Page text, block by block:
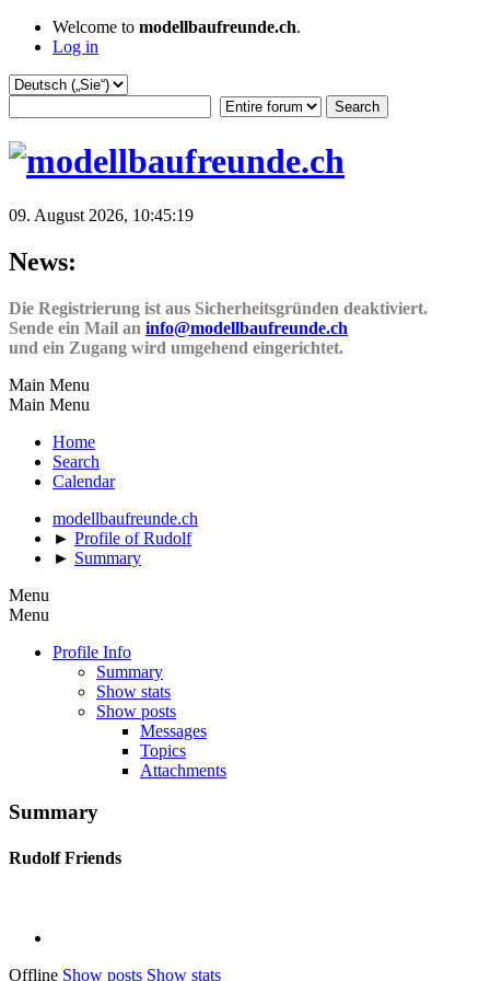
Welcome to modellbaufreunde.ch.
Log in
09. August 2026, 10:45:19
News:
Die Registrierung ist aus Sicherheitsgründen deaktiviert.
Sende ein Mail an info@modellbaufreunde.ch
und ein Zugang wird umgehend eingerichtet.
Main Menu
Main Menu
Home
Search
Calendar
modellbaufreunde.ch
► Profile of Rudolf
► Summary
Menu
Menu
Profile Info
Summary
Show stats
Show posts
Messages
Topics
Attachments
Summary
RudolfFriends
Offline Show posts Show stats